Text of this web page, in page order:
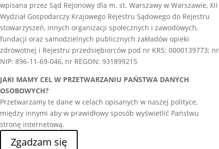
wpisana przez Sąd Rejonowy dla m. st. Warszawy w Warszawie, XII
Wydział Gospodarczy Krajowego Rejestru Sądowego do Rejestru
stowarzyszeń, innych organizacji społecznych i zawodowych,
fundacji oraz samodzielnych publicznych zakładów opieki
zdrowotnej i Rejestru przedsiębiorców pod nr KRS: 0000139773; nr
NIP: 896-11-69-046, nr REGON: 931899215
JAKI MAMY CEL W PRZETWARZANIU PAŃSTWA DANYCH
OSOBOWYCH?
Przetwarzamy te dane w celach opisanych w naszej polityce,
między innymi aby w prawidłowy sposób wyświetlić Państwu
stronę internetową.
Zgadzam się